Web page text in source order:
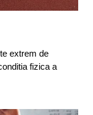
extrem de
fizica a